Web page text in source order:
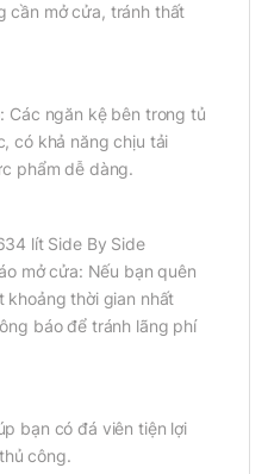
cần mở cửa, tránh thất
Các ngăn kệ bên trong tủ
có khả năng chịu tải
phẩm dễ dàng.
lít Side By Side
mở cửa: Nếu bạn quên
khoảng thời gian nhất
báo để tránh lãng phí
bạn có đá viên tiện lợi
công.